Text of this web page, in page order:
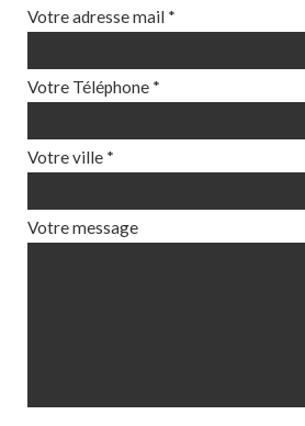
Votre adresse mail *
Votre Téléphone *
Votre ville *
Votre message